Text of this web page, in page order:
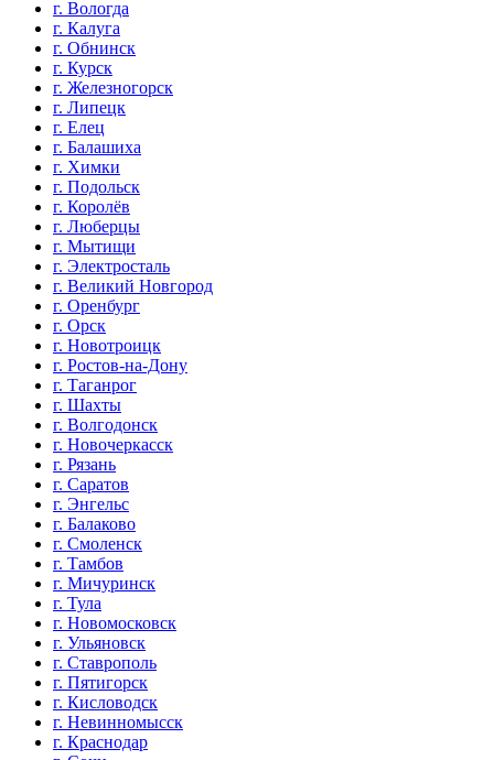
г. Вологда
г. Калуга
г. Обнинск
г. Курск
г. Железногорск
г. Липецк
г. Елец
г. Балашиха
г. Химки
г. Подольск
г. Королёв
г. Люберцы
г. Мытищи
г. Электросталь
г. Великий Новгород
г. Оренбург
г. Орск
г. Новотроицк
г. Ростов-на-Дону
г. Таганрог
г. Шахты
г. Волгодонск
г. Новочеркасск
г. Рязань
г. Саратов
г. Энгельс
г. Балаково
г. Смоленск
г. Тамбов
г. Мичуринск
г. Тула
г. Новомосковск
г. Ульяновск
г. Ставрополь
г. Пятигорск
г. Кисловодск
г. Невинномысск
г. Краснодар